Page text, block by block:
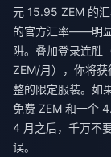
元 15.95 ZEM 的
的官方汇率——明
阱。叠加登录连胜
ZEM/月），你将
整的限定服装。如
免费 ZEM 和一个
4 月之后，千万不
误。